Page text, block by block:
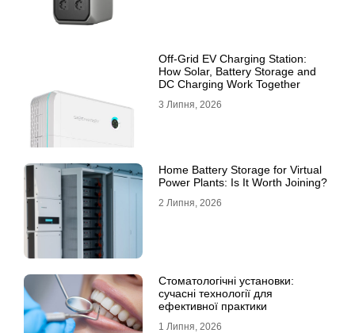
Off-Grid EV Charging Station:
How Solar, Battery Storage and
DC Charging Work Together
3 Липня, 2026
Home Battery Storage for Virtual
Power Plants: Is It Worth Joining?
2 Липня, 2026
Стоматологічні установки:
сучасні технології для
ефективної практики
1 Липня, 2026